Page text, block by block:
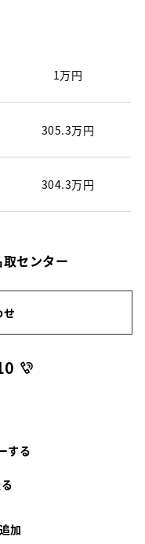
1万円
305.3万円
304.3万円
センター
せ
する
加